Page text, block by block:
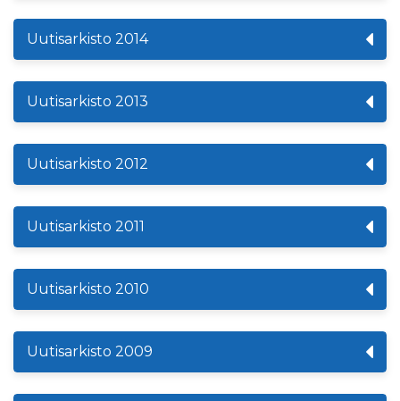
Uutisarkisto 2014
Uutisarkisto 2013
Uutisarkisto 2012
Uutisarkisto 2011
Uutisarkisto 2010
Uutisarkisto 2009